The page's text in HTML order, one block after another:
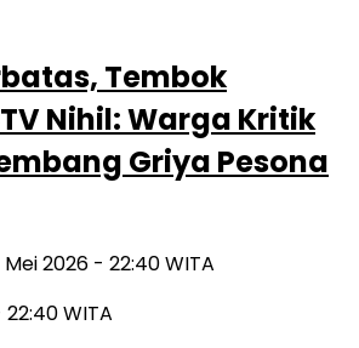
Tembok
Nihil: Warga Kritik
Griya Pesona
Mei 2026 - 22:40 WITA
WITA